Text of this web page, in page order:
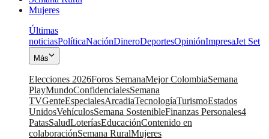
Mujeres
Últimas
noticiasPolíticaNaciónDineroDeportesOpiniónImpresaJet Set
Más
Elecciones 2026Foros SemanaMejor ColombiaSemana
PlayMundoConfidencialesSemana
TVGenteEspecialesArcadiaTecnologíaTurismoEstados
UnidosVehículosSemana SostenibleFinanzas Personales4
PatasSaludLoteríasEducaciónContenido en
colaboraciónSemana RuralMujeres